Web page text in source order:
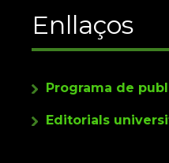
Enllaços
Programa de
Editorials